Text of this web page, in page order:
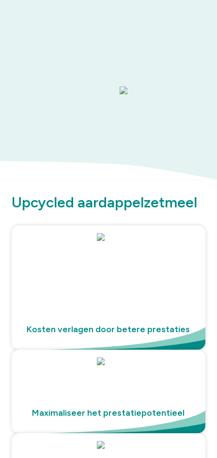
Upcycled aardappelzetmeel
Kosten verlagen door betere prestaties
Maximaliseer het prestatiepotentieel